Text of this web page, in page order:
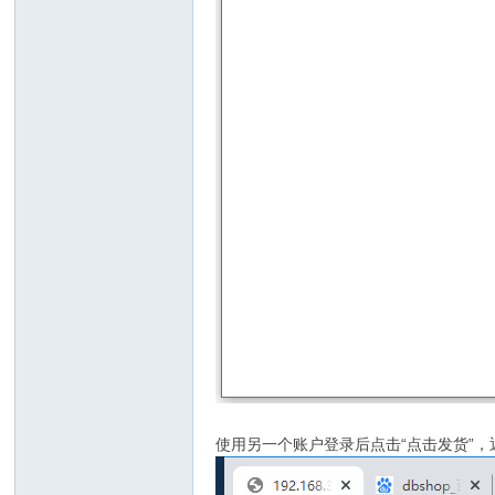
使用另一个账户登录后点击“点击发货”